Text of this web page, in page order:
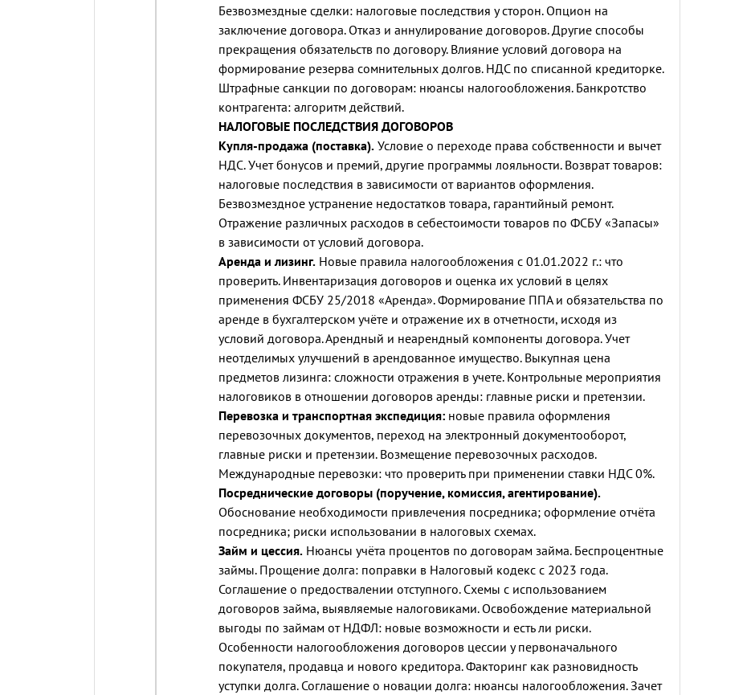
Безвозмездные сделки: налоговые последствия у сторон. Опцион на
заключение договора. Отказ и аннулирование договоров. Другие способы
прекращения обязательств по договору. Влияние условий договора на
формирование резерва сомнительных долгов. НДС по списанной кредиторке.
Штрафные санкции по договорам: нюансы налогообложения. Банкротство
контрагента: алгоритм действий.
НАЛОГОВЫЕ ПОСЛЕДСТВИЯ ДОГОВОРОВ
Купля-продажа (поставка). Условие о переходе права собственности и вычет
НДС. Учет бонусов и премий, другие программы лояльности. Возврат товаров:
налоговые последствия в зависимости от вариантов оформления.
Безвозмездное устранение недостатков товара, гарантийный ремонт.
Отражение различных расходов в себестоимости товаров по ФСБУ «Запасы»
в зависимости от условий договора.
Аренда и лизинг. Новые правила налогообложения с 01.01.2022 г.: что
проверить. Инвентаризация договоров и оценка их условий в целях
применения ФСБУ 25/2018 «Аренда». Формирование ППА и обязательства по
аренде в бухгалтерском учёте и отражение их в отчетности, исходя из
условий договора. Арендный и неарендный компоненты договора. Учет
неотделимых улучшений в арендованное имущество. Выкупная цена
предметов лизинга: сложности отражения в учете. Контрольные мероприятия
налоговиков в отношении договоров аренды: главные риски и претензии.
Перевозка и транспортная экспедиция: новые правила оформления
перевозочных документов, переход на электронный документооборот,
главные риски и претензии. Возмещение перевозочных расходов.
Международные перевозки: что проверить при применении ставки НДС 0%.
Посреднические договоры (поручение, комиссия, агентирование).
Обоснование необходимости привлечения посредника; оформление отчёта
посредника; риски использовании в налоговых схемах.
Займ и цессия. Нюансы учёта процентов по договорам займа. Беспроцентные
займы. Прощение долга: поправки в Налоговый кодекс с 2023 года.
Соглашение о предоствалении отступного. Схемы с использованием
договоров займа, выявляемые налоговиками. Освобождение материальной
выгоды по займам от НДФЛ: новые возможности и есть ли риски.
Особенности налогообложения договоров цессии у первоначального
покупателя, продавца и нового кредитора. Факторинг как разновидность
уступки долга. Соглашение о новации долга: нюансы налогообложения. Зачет